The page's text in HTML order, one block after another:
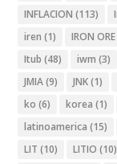
INFLACION (113)
iren (1) IRON ORE
Itub (48) iwm (3)
JMIA(9) JNK(1)
ko (6) korea (1)
latinoamerica (15)
LIT (10) LITIO (10)